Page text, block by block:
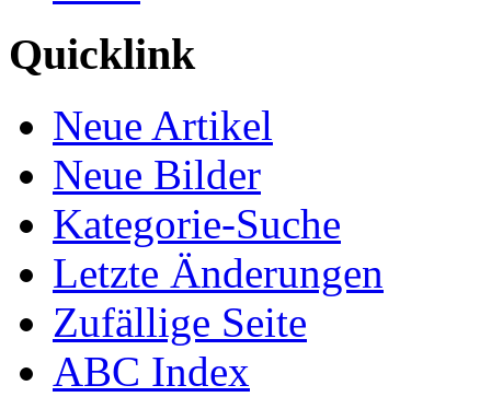
Quicklink
Neue Artikel
Neue Bilder
Kategorie-Suche
Letzte Änderungen
Zufällige Seite
ABC Index